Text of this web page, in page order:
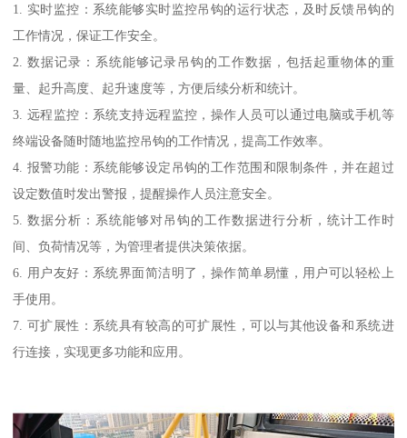
1. 实时监控：系统能够实时监控吊钩的运行状态，及时反馈吊钩的
工作情况，保证工作安全。
2. 数据记录：系统能够记录吊钩的工作数据，包括起重物体的重
量、起升高度、起升速度等，方便后续分析和统计。
3. 远程监控：系统支持远程监控，操作人员可以通过电脑或手机等
终端设备随时随地监控吊钩的工作情况，提高工作效率。
4. 报警功能：系统能够设定吊钩的工作范围和限制条件，并在超过
设定数值时发出警报，提醒操作人员注意安全。
5. 数据分析：系统能够对吊钩的工作数据进行分析，统计工作时
间、负荷情况等，为管理者提供决策依据。
6. 用户友好：系统界面简洁明了，操作简单易懂，用户可以轻松上
手使用。
7. 可扩展性：系统具有较高的可扩展性，可以与其他设备和系统进
行连接，实现更多功能和应用。